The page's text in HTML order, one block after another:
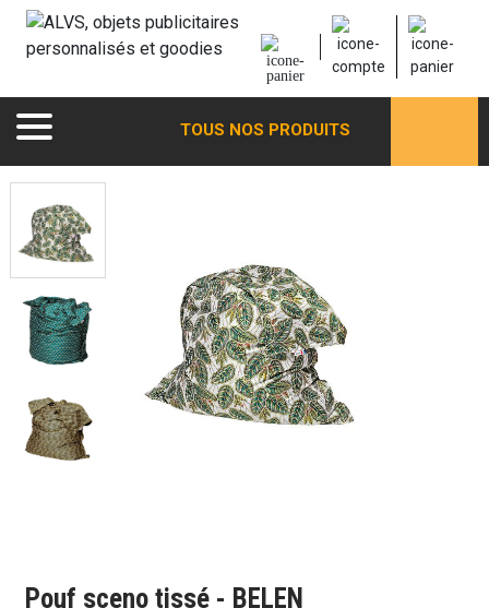
TOUS NOS PRODUITS
Pouf sceno tissé - BELEN